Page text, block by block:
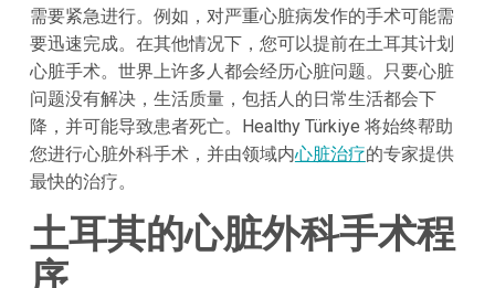
需要紧急进行。例如，对严重心脏病发作的手术可能需
要迅速完成。在其他情况下，您可以提前在土耳其计划
心脏手术。世界上许多人都会经历心脏问题。只要心脏
问题没有解决，生活质量，包括人的日常生活都会下
降，并可能导致患者死亡。Healthy Türkiye 将始终帮助
您进行心脏外科手术，并由领域内心脏治疗的专家提供
最快的治疗。
土耳其的心脏外科手术程
序